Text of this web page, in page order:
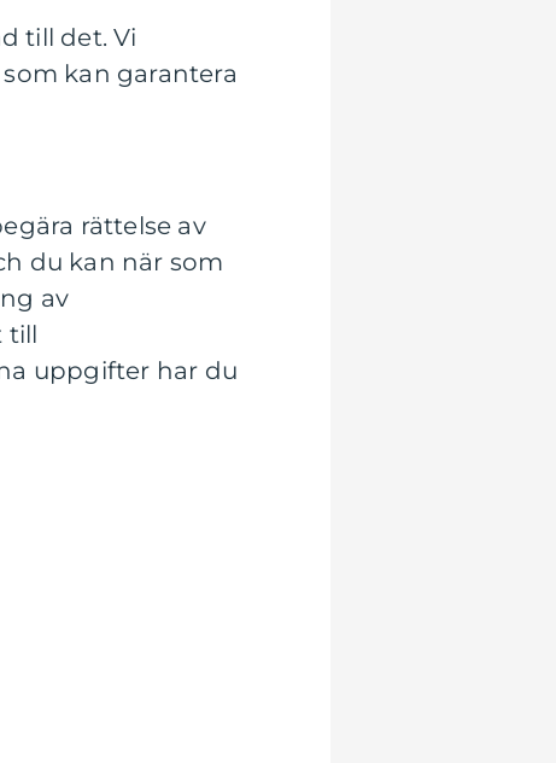
till det. Vi
kan garantera
rättelse av
du kan när som
av
till
uppgifter har du